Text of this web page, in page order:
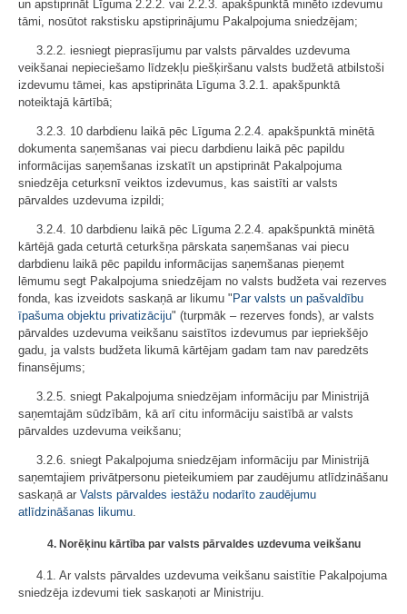
un apstiprināt Līguma 2.2.2. vai 2.2.3. apakšpunktā minēto izdevumu
tāmi, nosūtot rakstisku apstiprinājumu Pakalpojuma sniedzējam;
3.2.2. iesniegt pieprasījumu par valsts pārvaldes uzdevuma
veikšanai nepieciešamo līdzekļu piešķiršanu valsts budžetā atbilstoši
izdevumu tāmei, kas apstiprināta Līguma 3.2.1. apakšpunktā
noteiktajā kārtībā;
3.2.3. 10 darbdienu laikā pēc Līguma 2.2.4. apakšpunktā minētā
dokumenta saņemšanas vai piecu darbdienu laikā pēc papildu
informācijas saņemšanas izskatīt un apstiprināt Pakalpojuma
sniedzēja ceturksnī veiktos izdevumus, kas saistīti ar valsts
pārvaldes uzdevuma izpildi;
3.2.4. 10 darbdienu laikā pēc Līguma 2.2.4. apakšpunktā minētā
kārtējā gada ceturtā ceturkšņa pārskata saņemšanas vai piecu
darbdienu laikā pēc papildu informācijas saņemšanas pieņemt
lēmumu segt Pakalpojuma sniedzējam no valsts budžeta vai rezerves
fonda, kas izveidots saskaņā ar likumu "Par valsts un pašvaldību
īpašuma objektu privatizāciju" (turpmāk – rezerves fonds), ar valsts
pārvaldes uzdevuma veikšanu saistītos izdevumus par iepriekšējo
gadu, ja valsts budžeta likumā kārtējam gadam tam nav paredzēts
finansējums;
3.2.5. sniegt Pakalpojuma sniedzējam informāciju par Ministrijā
saņemtajām sūdzībām, kā arī citu informāciju saistībā ar valsts
pārvaldes uzdevuma veikšanu;
3.2.6. sniegt Pakalpojuma sniedzējam informāciju par Ministrijā
saņemtajiem privātpersonu pieteikumiem par zaudējumu atlīdzināšanu
saskaņā ar Valsts pārvaldes iestāžu nodarīto zaudējumu
atlīdzināšanas likumu
4. Norēķinu kārtība par valsts pārvaldes uzdevuma veikšanu
4.1. Ar valsts pārvaldes uzdevuma veikšanu saistītie Pakalpojuma
sniedzēja izdevumi tiek saskaņoti ar Ministriju.